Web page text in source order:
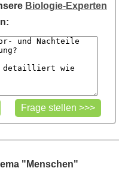
Biologie-Experten
"Menschen"